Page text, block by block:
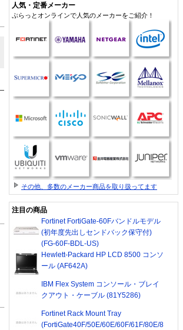
人気・定番メーカー
ぷらっとオンラインで人気のメーカーをご紹介！
その他、多数のメーカー商品を取り扱ってます
注目の商品
Fortinet FortiGate-60Fバンドルモデル
(初年度先出しセンドバック保守付)
(FG-60F-BDL-US)
Hewlett-Packard HP LCD 8500 コンソ
ール (AF642A)
IBM Flex System コンソール・ブレイ
クアウト・ケーブル (81Y5286)
Fortinet Rack Mount Tray
(FortiGate40F/50E/60E/60F/61F/80E/8